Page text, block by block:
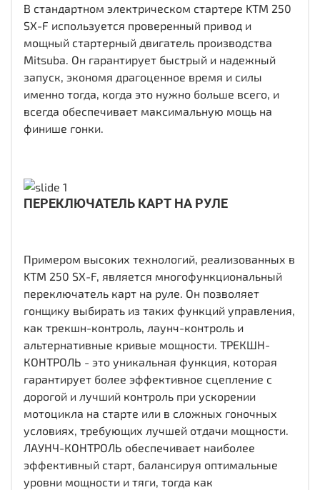
В стандартном электрическом стартере KTM 250
SX-F используется проверенный привод и
мощный стартерный двигатель производства
Mitsuba. Он гарантирует быстрый и надежный
запуск, экономя драгоценное время и силы
именно тогда, когда это нужно больше всего, и
всегда обеспечивает максимальную мощь на
финише гонки.
ПЕРЕКЛЮЧАТЕЛЬ КАРТ НА РУЛЕ
Примером высоких технологий, реализованных в
KTM 250 SX-F, является многофункциональный
переключатель карт на руле. Он позволяет
гонщику выбирать из таких функций управления,
как трекшн-контроль, лаунч-контроль и
альтернативные кривые мощности. ТРЕКШН-
КОНТРОЛЬ - это уникальная функция, которая
гарантирует более эффективное сцепление с
дорогой и лучший контроль при ускорении
мотоцикла на старте или в сложных гоночных
условиях, требующих лучшей отдачи мощности.
ЛАУНЧ-КОНТРОЛЬ обеспечивает наиболее
эффективный старт, балансируя оптимальные
уровни мощности и тяги, тогда как